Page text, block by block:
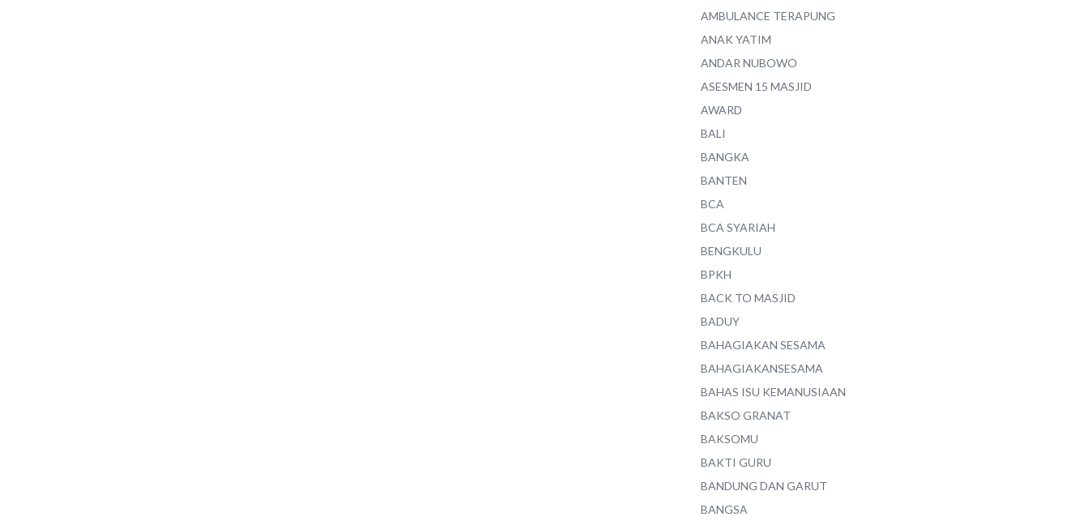
AMBULANCE TERAPUNG
ANAK YATIM
ANDAR NUBOWO
ASESMEN 15 MASJID
AWARD
BALI
BANGKA
BANTEN
BCA
BCA SYARIAH
BENGKULU
BPKH
BACK TO MASJID
BADUY
BAHAGIAKAN SESAMA
BAHAGIAKANSESAMA
BAHAS ISU KEMANUSIAAN
BAKSO GRANAT
BAKSOMU
BAKTI GURU
BANDUNG DAN GARUT
BANGSA